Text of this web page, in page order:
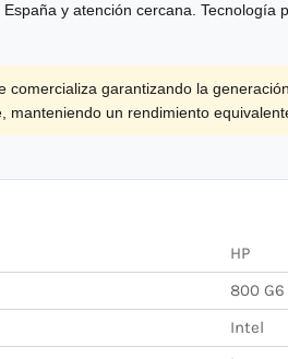
y atención cercana. Tecnología
comercializa garantizando la
manteniendo un rendimiento
HP
800 G6
Intel